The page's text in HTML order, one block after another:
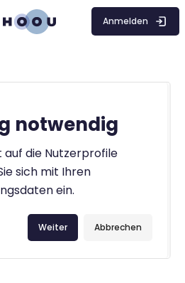
Anmelden
notwendig
die Nutzerprofile
sich mit Ihren
ein.
Abbrechen
Weiter